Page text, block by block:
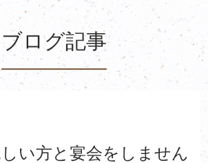
ブログ記事
い方と宴会をしません